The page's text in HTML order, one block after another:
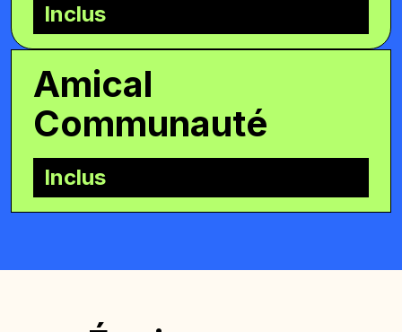
Inclus
Amical
Communauté
Inclus